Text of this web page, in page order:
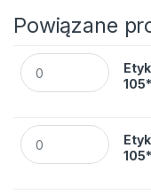
Powiązane
Etykiety Avery
Etykiety Avery